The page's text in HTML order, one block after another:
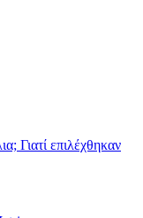
Γιατί επιλέχθηκαν